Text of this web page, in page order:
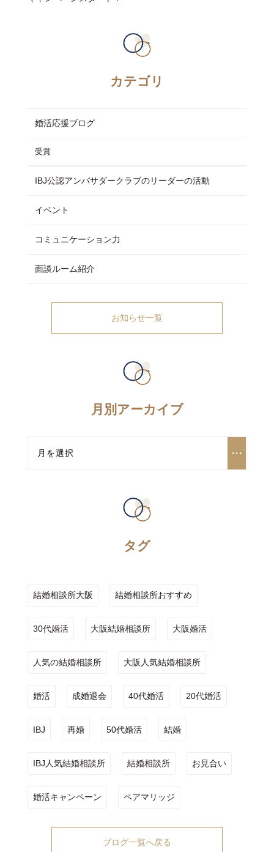
カテゴリ
婚活応援ブログ
受賞
IBJ公認アンバサダークラブのリーダーの活動
イベント
コミュニケーション力
面談ルーム紹介
お知らせ一覧
月別アーカイブ
タグ
結婚相談所大阪 結婚相談所おすすめ
30代婚活 大阪結婚相談所 大阪婚活
人気の結婚相談所 大阪人気結婚相談所
婚活 成婚退会 40代婚活 20代婚活
IBJ 再婚 50代婚活 結婚
IBJ人気結婚相談所 結婚相談所 お見合い
婚活キャンペーン ペアマリッジ
ブログ一覧へ戻る